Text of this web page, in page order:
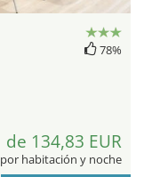
78%
de 134,83 EUR
por habitación y noche